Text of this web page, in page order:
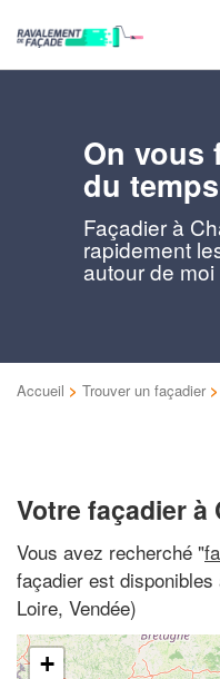
On vous
du
Façadier à
rapidement
autour de moi
Accueil > Trouver un façadier >
Votre façadier à
Vous avez recherché "
façadier est
Loire, Vendée)
+